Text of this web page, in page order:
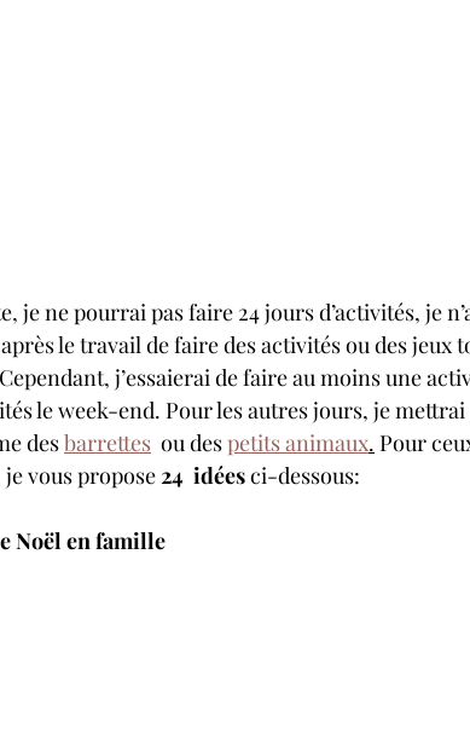
je ne pourrai pas faire 24 jours d’activités, je
le travail de faire des activités ou des jeux
j’essaierai de faire au moins une
le week-end. Pour les autres jours, je
des barrettes
  ou des
petits animaux. Pour
vous propose 24  idées ci-dessous:
Noël en famille